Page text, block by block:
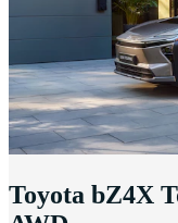
Toyota bZ4X